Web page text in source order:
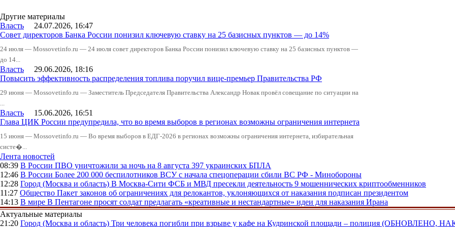
Другие материалы
Власть 24.07.2026, 16:47
Совет директоров Банка России понизил ключевую ставку на 25 базисных пунктов — до 14%
24 июля — Mossovetinfo.ru — 24 июля совет директоров Банка России понизил ключевую ставку на 25 базисных пунктов —
до 14...
Власть 29.06.2026, 18:16
Повысить эффективность распределения топлива поручил вице-премьер Правительства РФ
29 июня — Mossovetinfo.ru — Заместитель Председателя Правительства Александр Новак провёл совещание по ситуации на
...
Власть 15.06.2026, 16:51
Глава ЦИК России предупредила, что во время выборов в регионах возможны ограничения интернета
15 июня — Mossovetinfo.ru — Во время выборов в ЕДГ-2026 в регионах возможны ограничения интернета, избирательная
систе�...
Лента новостей
08:39 В России ПВО уничтожили за ночь на 8 августа 397 украинских БПЛА
12:46 В России Более 200 000 беспилотников ВСУ с начала спецоперации сбили ВС РФ - Минобороны
12:28 Город (Москва и область) В Москва-Сити ФСБ и МВД пресекли деятельность 9 мошеннических криптообменников
11:27 Общество Пакет законов об ограничениях для релокантов, уклоняющихся от наказания подписан президентом
14:13 В мире В Пентагоне просят солдат предлагать «креативные и нестандартные» идеи для наказания Ирана
Актуальные материалы
21:20 Город (Москва и область) Три человека погибли при взрыве у кафе на Кудринской площади – полиция (ОБНОВЛЕНО,